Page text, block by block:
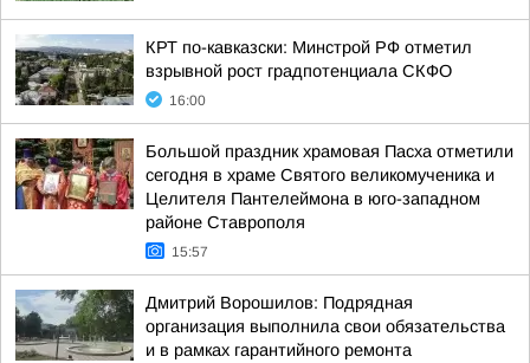
КРТ по-кавказски: Минстрой РФ отметил
взрывной рост градпотенциала СКФО
16:00
Большой праздник храмовая Пасха отметили
сегодня в храме Святого великомученика и
Целителя Пантелеймона в юго-западном
районе Ставрополя
15:57
Дмитрий Ворошилов: Подрядная
организация выполнила свои обязательства
и в рамках гарантийного ремонта